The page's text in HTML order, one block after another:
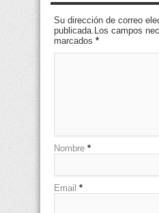
Su dirección de correo
publicada.Los campos
marcados *
Nombre *
Email *